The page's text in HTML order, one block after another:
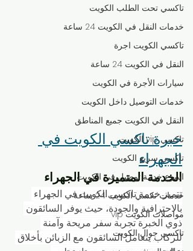
تاكسي تحت الطلب الكويت
خدمات النقل في الكويت 24 ساعة
تاكسي الكويت اجرة
النقل في الكويت 24 ساعة
سيارات الأجرة في الكويت
خدمات التوصيل داخل الكويت
النقل في الكويت جميع المناطق
تاكسي vip الكويت
تاكسي سريع الكويت
اسرع خدمة توصيل في الكويت
خدمات تكسي الكويت 24 ساعة
مواصلات الكويت vip
تاكسي جوال الكويت
خبرة تاكسي الكويت في
الجهراء
الخدمة المتميزة في الجهراء
تتميز خدمة تاكسي الكويت في الجهراء
بالاحترافية والجودة، حيث يوفر السائقون
ذوي الخبرة تجربة سفر مريحة وآمنة
للركاب. يتعامل السائقون مع الزبائن بأخلاق